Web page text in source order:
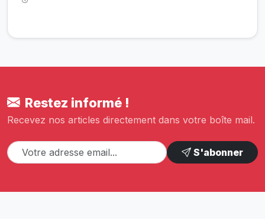
Restez informé !
Recevez nos articles directement dans votre boîte mail.
S'abonner